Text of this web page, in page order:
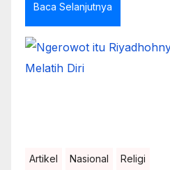
Baca Selanjutnya
Artikel Nasional Religi